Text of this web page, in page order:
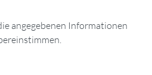
angegebenen Informationen